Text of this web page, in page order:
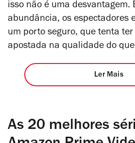
isso não é uma desvantagem.
abundância, os espectadores
um porto seguro, que tenta
apostada na qualidade do
Ler Mais
As 20 melhores